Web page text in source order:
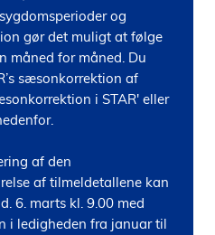
og
gør det muligt at følge
måned for måned. Du
sæsonkorrektion af
i STAR' eller
af den
af tilmeldetallene kan
6. marts kl. 9.00 med
i ledigheden fra januar til